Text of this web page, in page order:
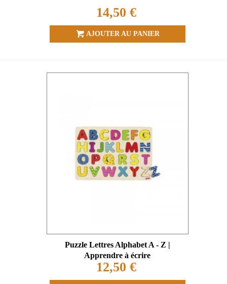
14,50 €
AJOUTER AU PANIER
Puzzle Lettres Alphabet A - Z |
Apprendre à écrire
12,50 €